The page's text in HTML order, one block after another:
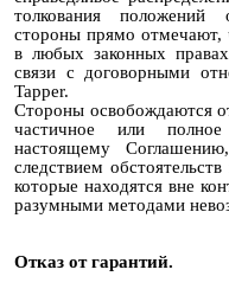
толкования положений
стороны прямо отмечают,
в любых законных
связи с договорными
Tapper.
Стороны освобождаются
частичное или полное
настоящему
следствием
которые находятся вне
разумными методами
Отказ от гарантий.